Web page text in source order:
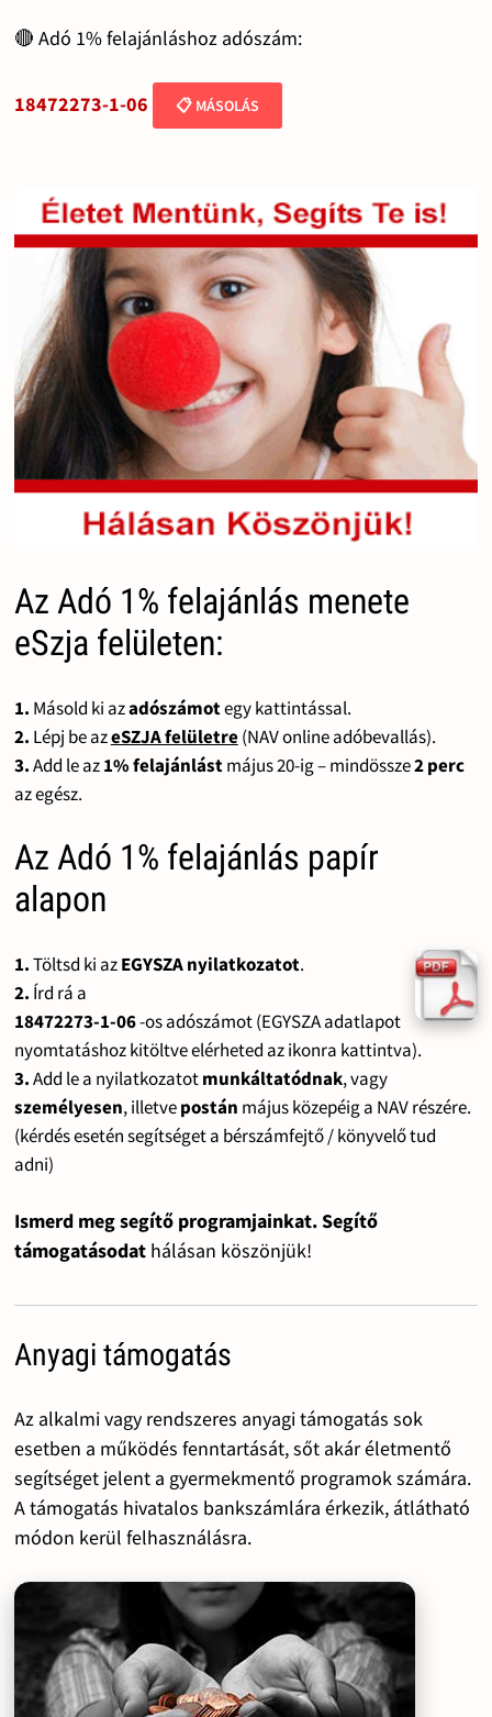
🔴 Adó 1% felajánláshoz adószám:
18472273-1-06 📋 MÁSOLÁS
Az Adó 1% felajánlás menete
eSzja felületen:
1. Másold ki azadószámotegy kattintással.
2. Lépj be azeSZJA felületre(NAV online adóbevallás).
3.Add le az1% felajánlástmájus 20-ig – mindössze2 perc
az egész.
Az Adó 1% felajánlás papír
alapon
1.Töltsd ki azEGYSZA nyilatkozatot.
2. Írd rá a
18472273-1-06-os adószámot (EGYSZA adatlapot
nyomtatáshoz kitöltve elérheted az ikonra kattintva).
3.Add le a nyilatkozatotmunkáltatódnak, vagy
személyesen, illetvepostán május közepéig a NAV részére.
(kérdés esetén segítséget a bérszámfejtő / könyvelő tud
adni)
Ismerd meg segítő programjainkat. Segítő
támogatásodat hálásan köszönjük!
Anyagi támogatás
Az alkalmi vagy rendszeres anyagi támogatás sok
esetben a működés fenntartását, sőt akár életmentő
segítséget jelent a gyermekmentő programok számára.
A támogatás hivatalos bankszámlára érkezik, átlátható
módon kerül felhasználásra.